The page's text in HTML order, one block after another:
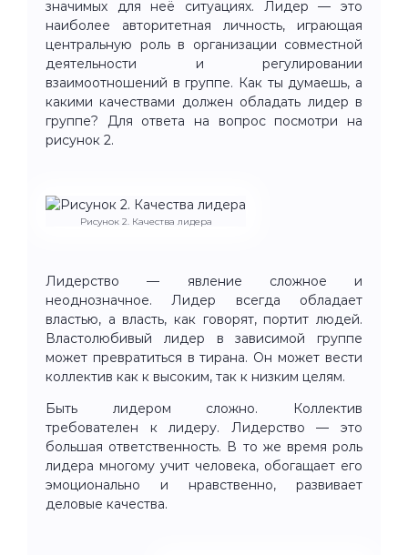
значимых для неё ситуациях. Лидер — это
наиболее авторитетная личность, играющая
центральную роль в организации совместной
деятельности и регулировании
взаимоотношений в группе. Как ты думаешь, а
какими качествами должен обладать лидер в
группе? Для ответа на вопрос посмотри на
рисунок 2.
Рисунок 2. Качества лидера
Лидерство — явление сложное и
неоднозначное. Лидер всегда обладает
властью, а власть, как говорят, портит людей.
Властолю­бивый лидер в зависимой группе
может превратиться в тирана. Он может вести
коллектив как к высоким, так к низким целям.
Быть лидером сложно. Коллектив
требователен к лидеру. Ли­дерство — это
большая ответственность. В то же время роль
лидера многому учит человека, обогащает его
эмоционально и нравствен­но, развивает
деловые качества.